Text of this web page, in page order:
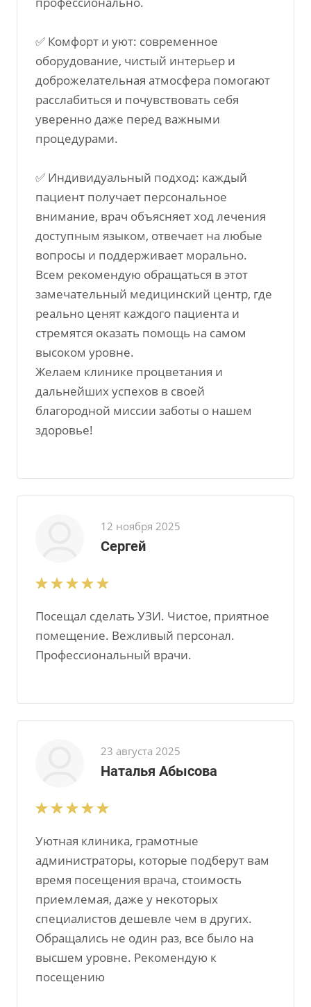
✅ Комфорт и уют: современное
оборудование, чистый интерьер и
доброжелательная атмосфера помогают
расслабиться и почувствовать себя
уверенно даже перед важными
процедурами.
✅ Индивидуальный подход: каждый
пациент получает персональное
внимание, врач объясняет ход лечения
доступным языком, отвечает на любые
вопросы и поддерживает морально.
Всем рекомендую обращаться в этот
замечательный медицинский центр, где
реально ценят каждого пациента и
стремятся оказать помощь на самом
высоком уровне.
Желаем клинике процветания и
дальнейших успехов в своей
благородной миссии заботы о нашем
здоровье!
12 ноября 2025
Сергей
Посещал сделать УЗИ. Чистое, приятное
помещение. Вежливый персонал.
Профессиональный врачи.
23 августа 2025
Наталья Абысова
Уютная клиника, грамотные
администраторы, которые подберут вам
время посещения врача, стоимость
приемлемая, даже у некоторых
специалистов дешевле чем в других.
Обращались не один раз, все было на
высшем уровне. Рекомендую к
посещению